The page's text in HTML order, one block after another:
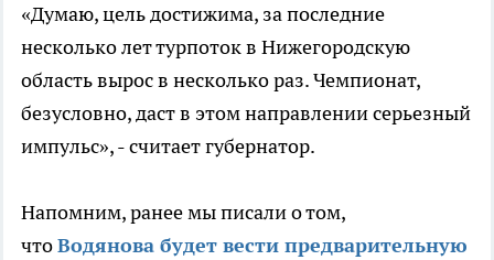
«Думаю, цель достижима, за последние
несколько лет турпоток в Нижегородскую
область вырос в несколько раз. Чемпионат,
безусловно, даст в этом направлении серьезный
импульс», - считает губернатор.
Напомним, ранее мы писали о том,
чтоВодянова будет вести предварительную